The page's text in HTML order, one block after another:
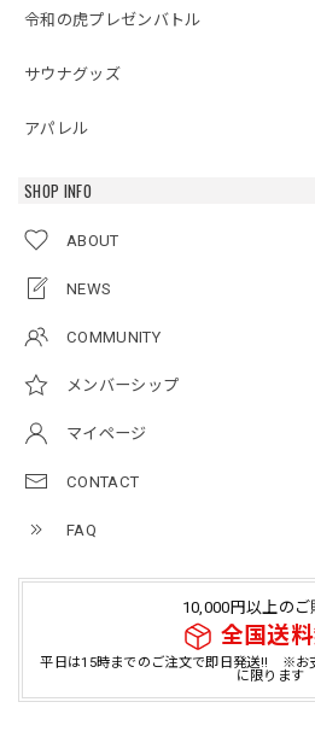
令和の虎プレゼンバトル
サウナグッズ
アパレル
SHOP INFO
ABOUT
NEWS
COMMUNITY
メンバーシップ
マイページ
CONTACT
FAQ
10,000円以上のご
全国送
平日は15時までのご注文で即日発送!! ※お
に限ります